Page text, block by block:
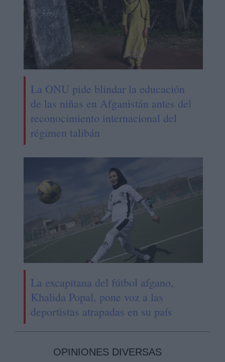
La ONU pide blindar la educación
de las niñas en Afganistán antes del
reconocimiento internacional del
régimen talibán
La excapitana del fútbol afgano,
Khalida Popal, pone voz a las
deportistas atrapadas en su país
OPINIONES DIVERSAS